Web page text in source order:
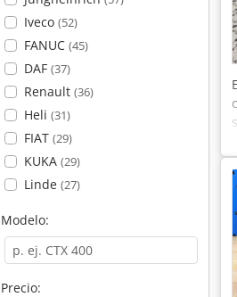
Iveco (52)
FANUC (45)
DAF (37)
Renault (36)
Heli (31)
FIAT (29)
KUKA (29)
Linde (27)
Modelo:
Precio: